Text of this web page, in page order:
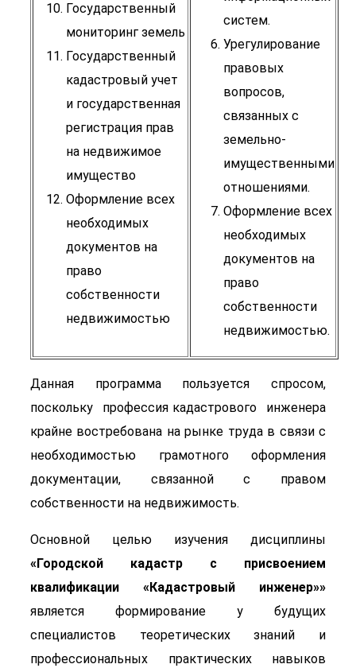
Государственный
мониторинг земель
Государственный
кадастровый учет
и государственная
регистрация прав
на недвижимое
имущество
Оформление всех
необходимых
документов на
право
собственности
недвижимостью
систем.
Урегулирование
правовых
вопросов,
связанных с
земельно-
имущественными
отношениями.
Оформление всех
необходимых
документов на
право
собственности
недвижимостью.
Данная программа пользуется спросом,
поскольку профессия кадастрового инженера
крайне востребована на рынке труда в связи с
необходимостью грамотного оформления
документации, связанной с правом
собственности на недвижимость.
Основной целью изучения дисциплины
«Городской кадастр с присвоением
квалификации «Кадастровый инженер»»
является формирование у будущих
специалистов теоретических знаний и
профессиональных практических навыков